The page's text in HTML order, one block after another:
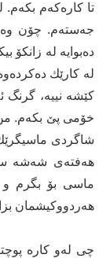
تا كاره‌كه‌م بكه‌م.
جه‌سته‌م. چۆن
ده‌بوایه‌ له‌ زانكۆ
له‌ كارێك
كێشه‌ نییه‌، گرنگ
خۆمی پێ بكه‌م.
شاگردی ماسیگرێك
هه‌فته‌ی شه‌شه‌
ماسی بۆ بگرم و
هه‌ردووكیشمان
چی له‌و كاره‌